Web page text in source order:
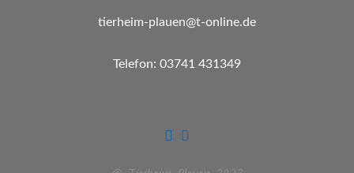
tierheim-plauen@t-online.de
Telefon: 03741 431349